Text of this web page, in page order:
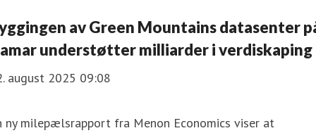
av Green Mountains datasenter
understøtter milliarder i verdiskaping
august 2025 09:08
ny milepælsrapport fra Menon Economics viser at